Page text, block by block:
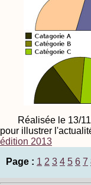
Réalisée le 13/
pour illustrer
édition 2013
Page : 1 2 3 4 5 6 7